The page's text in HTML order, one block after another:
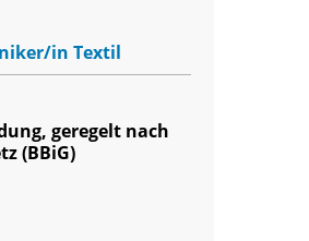
in Textil
geregelt nach
(BBiG)